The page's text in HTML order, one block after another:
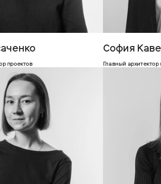
проектов
София
Главный архитектор